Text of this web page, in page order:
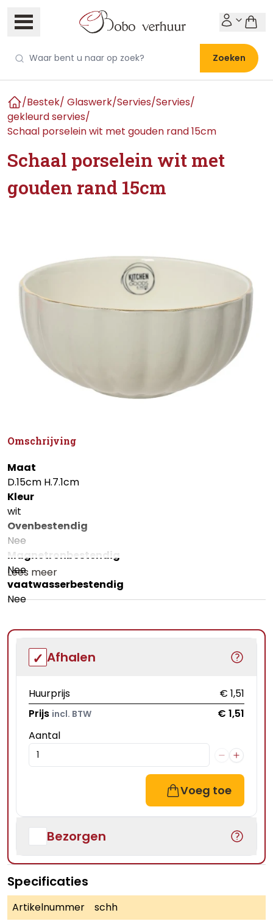
Zoeken
Home
/Bestek/ Glaswerk/Servies/Servies/
gekleurd servies/
Schaal porselein wit met gouden rand 15cm
Schaal porselein wit met
gouden rand 15cm
Omschrijving
Maat
D.15cm H.7.1cm
Kleur
wit
Ovenbestendig
Nee
Magnetronbestendig
Nee
vaatwasserbestendig
Nee
Lees meer
Afhalen
Huurprijs
€ 1,51
Prijs incl. BTW
€ 1,51
Aantal
Voeg toe
Bezorgen
Specificaties
Artikelnummer schh